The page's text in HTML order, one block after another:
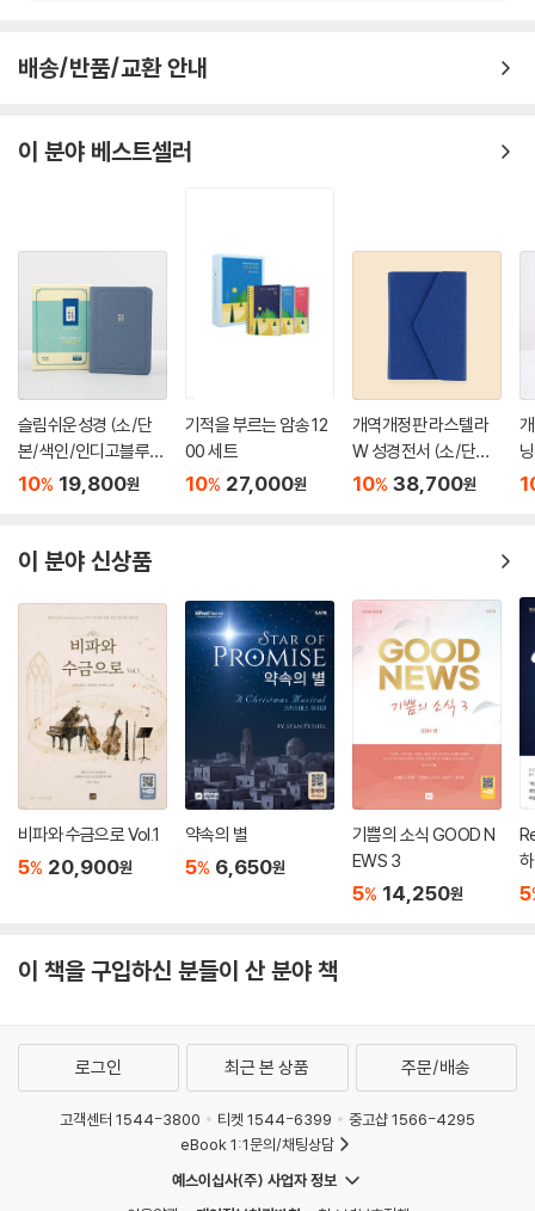
형식(6 : 1-8)
야와 다윗왕가
역사와 해석
아하스에 대한 이사야의 말 : 이 도모가 서지 못하리라(7 : 1-9)
아하스에 대한 이사야의 말 : 정녕히 굳게 서지 못하리라(7 : 10-25)
임마누엘은 굳게 선다( 8 : 1- 10)
한 아이가 태어나다(9 : 1- 7)
9 : 8~10 : 34 큰 삼림의 흥망
서론
11 : 1~16 회복된 포도원
이새의 줄기에서 한 싹이 나며
이사야, 구원의 선지자
그가 여호와를 경외함으로 즐거움을 삼을 것이며(11 : 1-9)
이새의 뿌리(11 : 10 -11)
열방을 향한 기호(11 : 12- 16)
12 : 1~6 마지막 찬양
제2부 이스라엘의 하나님, 열방의 하나님
이스라엘의 하나님, 열방의 하나님
범위
13 : 1~14 : 32 세계심판과 여호와의 심판
하나님의 계획
세계심판(13 : 1- 22)
바벨론에 대한 조롱( 14 : 1- 23)
배송/반품/교환 안내
이 분야 베스트셀러
슬림쉬운성경 (소/단
본/색인/인디고블루/
무지퍼)
10% 19,800원
기적을 부르는 암송 12
00 세트
10% 27,000원
개역개정판 라스텔라
W 성경전서 (소/단본/
색인/NKR62ETHU1/
10% 38,700원
이 분야 신상품
비파와 수금으로 Vol.1
5% 20,900원
약속의 별
5% 6,650원
기쁨의 소식 GOOD N
EWS 3
5% 14,250원 5
이 책을 구입하신 분들이 산 분야 책
로그인 최근 본 상품 주문/배송
고객센터 1544-3800 티켓 1544-6399
중고샵 1566-4295
eBook 1:1문의/채팅상담
예스이십사(주) 사업자 정보